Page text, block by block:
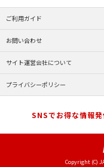
ご利用ガイド
お問い合わせ
サイト運営会社について
プライバシーポリシー
SNSでお得な情報
Copyright (C)